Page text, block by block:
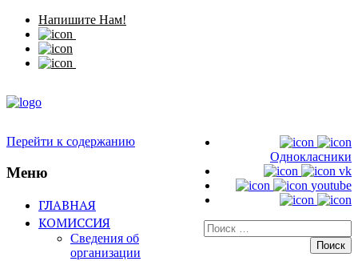
Напишите Нам!
Однокласники
vk
youtube
Искать:
Перейти к содержанию
Меню
ГЛАВНАЯ
КОМИССИЯ
Сведения об
организации